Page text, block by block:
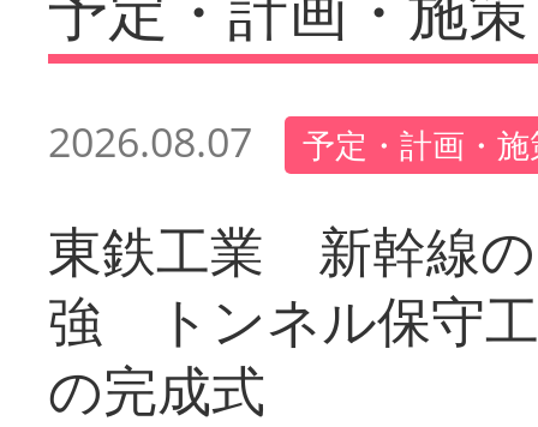
2026.08.07 予定・計画・
東鉄工業 新幹線
強 トンネル保守
の完成式